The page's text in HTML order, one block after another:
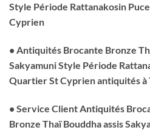
Style Période Rattanakosin
Cyprien
• Antiquités Brocante Bronze
Sakyamuni Style Période
Quartier St Cyprien antiquités à
• Service Client Antiquités
Bronze Thaï Bouddha assis